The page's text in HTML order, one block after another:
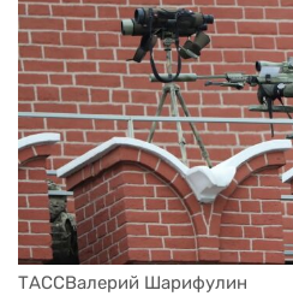
ТАССВалерий Шарифулин